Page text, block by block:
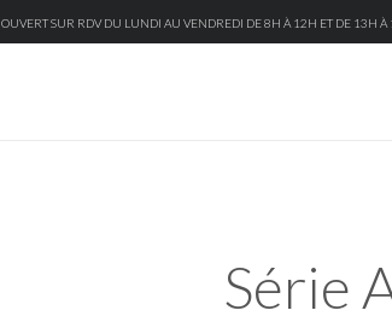
OUVERT SUR RDV DU LUNDI AU VENDREDI DE 8H À 12H ET DE 13H À
Série